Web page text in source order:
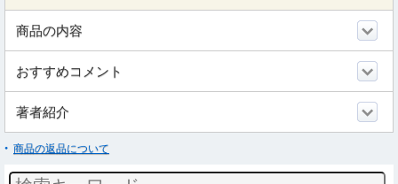
商品の内容
おすすめコメント
著者紹介
商品の返品について